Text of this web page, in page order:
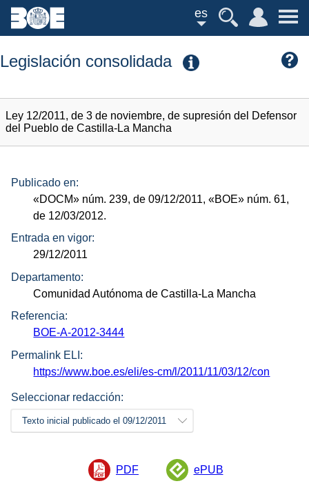
es
Legislación consolidada
Ley 12/2011, de 3 de noviembre, de supresión del Defensor
del Pueblo de Castilla-La Mancha
Publicado en:
«DOCM» núm. 239, de 09/12/2011,«BOE» núm. 61,
de 12/03/2012.
Entrada en vigor:
29/12/2011
Departamento:
Comunidad Autónoma de Castilla-La Mancha
Referencia:
BOE-A-2012-3444
Permalink ELI:
https://www.boe.es/eli/es-cm/l/2011/11/03/12/con
Seleccionar redacción:
Texto inicial publicado el 09/12/2011
PDF ePUB